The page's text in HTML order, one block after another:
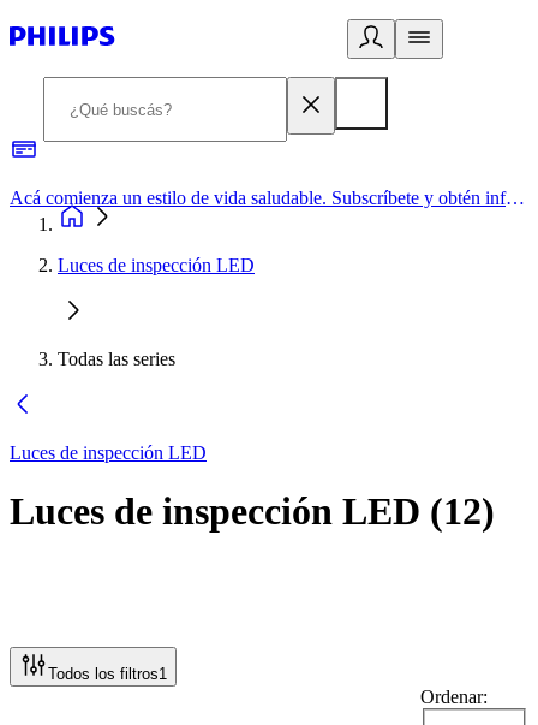
Acá comienza un estilo de vida saludable. Subscríbete y obtén información de primera mano
Luces de inspección LED
Todas las series
Luces de inspección LED
Luces de inspección LED (12)
Todos los filtros1
Ordenar: